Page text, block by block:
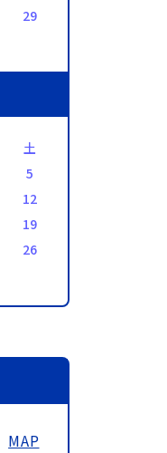
29
土
5
12
19
26
MAP